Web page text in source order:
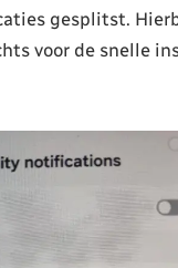
gesplitst.
voor de snelle